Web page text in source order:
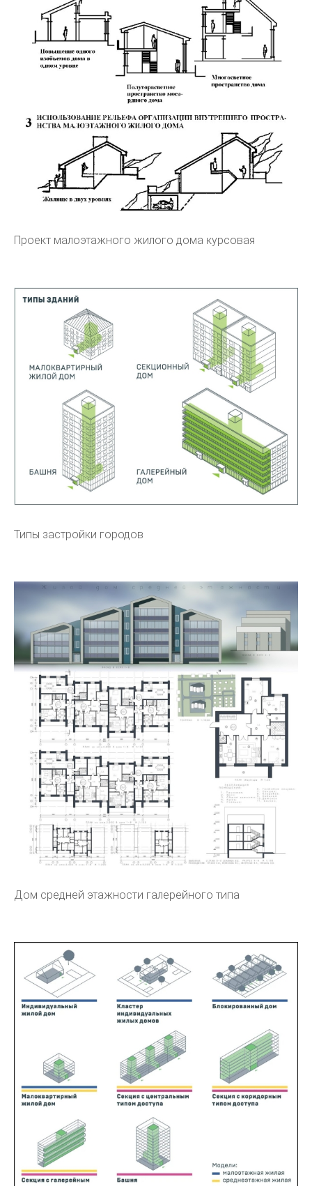
Проект малоэтажного жилого дома курсовая
Типы застройки городов
Дом средней этажности галерейного типа